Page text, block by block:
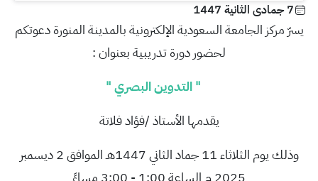
7 جمادى الثانية 1447
يسرّ مركز الجامعة السعودية الإلكترونية بالمدينة المنورة دعوتكم
لحضور دورة تدريبية بعنوان :
"التدوين البصري "
يقدمها الأستاذ /فؤاد فلاتة
وذلك يوم الثلاثاء 11 جماد الثاني 1447هـ الموافق 2 ديسمبر